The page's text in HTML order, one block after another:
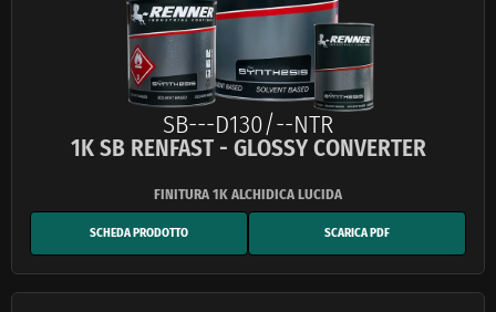
SB---D130/--NTR
1K SB RENFAST - GLOSSY CONVERTER
SCHEDA PRODOTTO SCARICA PDF